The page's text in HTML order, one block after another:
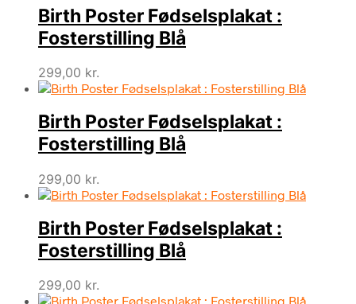
Birth Poster Fødselsplakat :
Fosterstilling Blå
299,00 kr.
Birth Poster Fødselsplakat :
Fosterstilling Blå
299,00 kr.
Birth Poster Fødselsplakat :
Fosterstilling Blå
299,00 kr.